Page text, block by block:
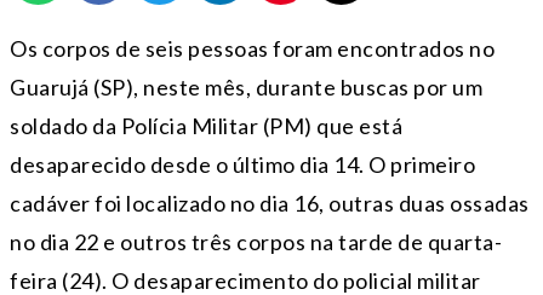
Os corpos de seis pessoas foram encontrados no
Guarujá (SP), neste mês, durante buscas por um
soldado da Polícia Militar (PM) que está
desaparecido desde o último dia 14. O primeiro
cadáver foi localizado no dia 16, outras duas ossadas
no dia 22 e outros três corpos na tarde de quarta-
feira (24). O desaparecimento do policial militar